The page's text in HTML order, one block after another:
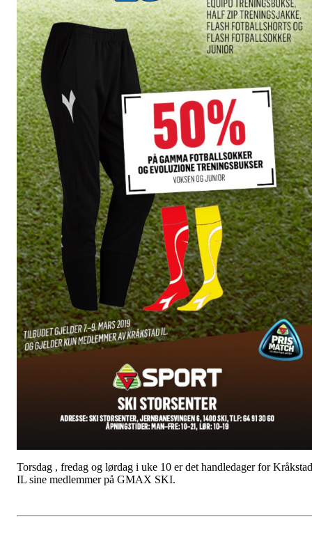
Torsdag , fredag og lørdag i uke 10 er det handledager for Kråkstad
IL sine medlemmer på GMAX SKI.